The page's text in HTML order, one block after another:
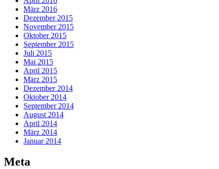
März 2016
Dezember 2015
November 2015
Oktober 2015
September 2015
Juli 2015
Mai 2015
April 2015
März 2015
Dezember 2014
Oktober 2014
September 2014
August 2014
April 2014
März 2014
Januar 2014
Meta